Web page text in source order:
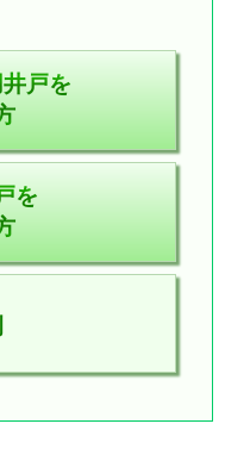
戸を
を